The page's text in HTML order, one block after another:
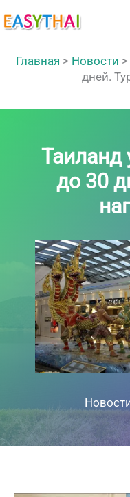
к
Главная > Новости >
дней.
Таиланд
до 30